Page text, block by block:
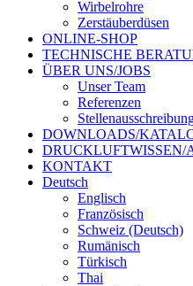
Wirbelrohre
Zerstäuberdüsen
ONLINE-SHOP
TECHNISCHE
ÜBER UNS/JOBS
Unser Team
Referenzen
DOWNLOADS/
DRUCKLUFTWISSEN/
KONTAKT
Deutsch
Englisch
Französisch
Schweiz (Deutsch)
Rumänisch
Türkisch
Thai